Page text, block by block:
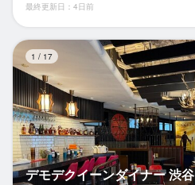
最終更新日：4日前
1 / 17
デモデクイーンダイナー 渋谷